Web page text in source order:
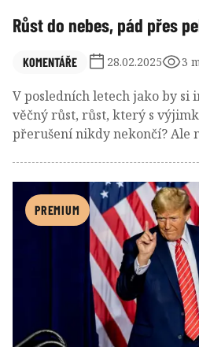
Růst do nebes, pád přes
KOMENTÁŘE 28.02.2025 3
V posledních letech jako by si
věčný růst, růst, který s
přerušení nikdy nekončí? Ale
PREMIUM